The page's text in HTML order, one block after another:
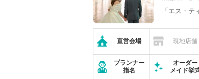
「エス・
直営会場 現地店舗
プランナー
指名
オーダー
メイド挙